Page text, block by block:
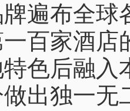
遍布全球
百家酒
色后融入
出独一无